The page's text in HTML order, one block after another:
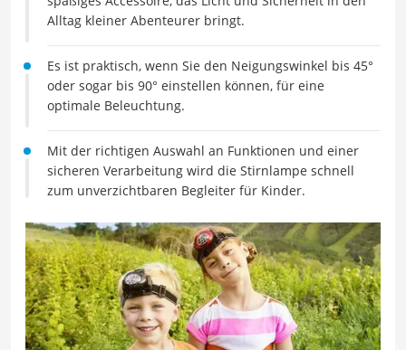
Alltag kleiner Abenteurer bringt.
Es ist praktisch, wenn Sie den Neigungswinkel bis 45°
oder sogar bis 90° einstellen können, für eine
optimale Beleuchtung.
Mit der richtigen Auswahl an Funktionen und einer
sicheren Verarbeitung wird die Stirnlampe schnell
zum unverzichtbaren Begleiter für Kinder.